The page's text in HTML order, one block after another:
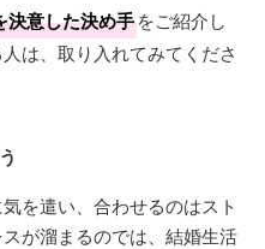
決意した決め手をご紹介し
は、取り入れてみてくださ
を遣い、合わせるのはスト
が溜まるのでは、結婚生活